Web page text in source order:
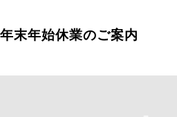
年末年始休業のご案内